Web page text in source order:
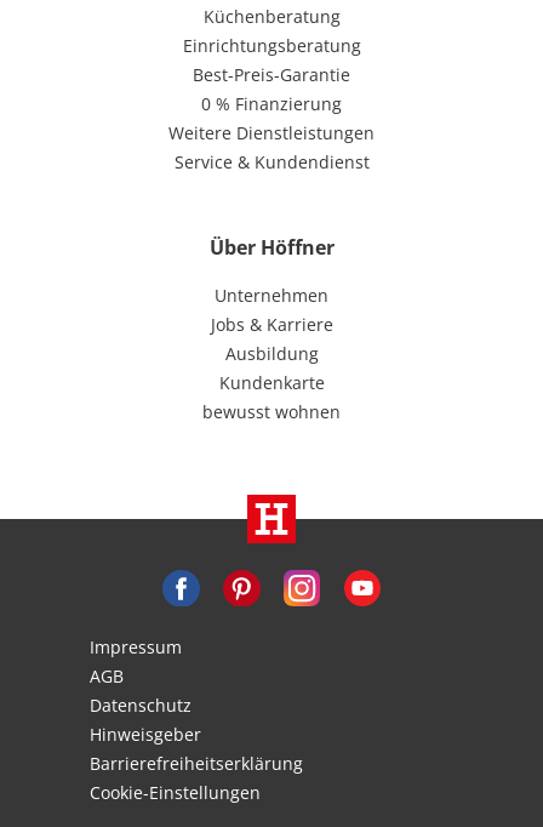
Küchenberatung
Einrichtungsberatung
Best-Preis-Garantie
0 % Finanzierung
Weitere Dienstleistungen
Service & Kundendienst
Über Höffner
Unternehmen
Jobs & Karriere
Ausbildung
Kundenkarte
bewusst wohnen
Impressum
AGB
Datenschutz
Hinweisgeber
Barrierefreiheitserklärung
Cookie-Einstellungen